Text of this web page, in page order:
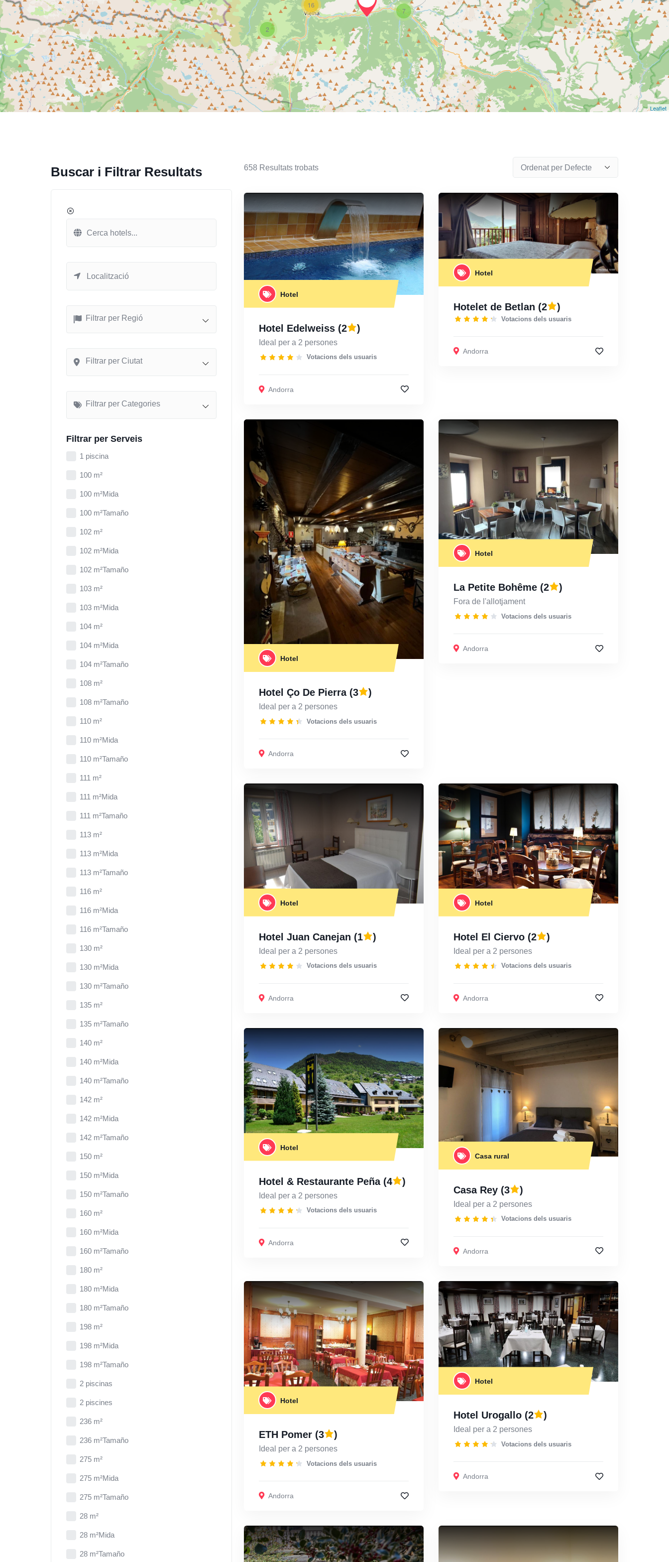
7
2
16
Leaflet
Buscar i Filtrar Resultats
Filtrar per Regió
Filtrar per Ciutat
Filtrar per Categories
Filtrar per Serveis
1 piscina
100 m²
100 m²Mida
100 m²Tamaño
102 m²
102 m²Mida
102 m²Tamaño
103 m²
103 m²Mida
104 m²
104 m²Mida
104 m²Tamaño
108 m²
108 m²Tamaño
110 m²
110 m²Mida
110 m²Tamaño
111 m²
111 m²Mida
111 m²Tamaño
113 m²
113 m²Mida
113 m²Tamaño
116 m²
116 m²Mida
116 m²Tamaño
130 m²
130 m²Mida
130 m²Tamaño
135 m²
135 m²Tamaño
140 m²
140 m²Mida
140 m²Tamaño
142 m²
142 m²Mida
142 m²Tamaño
150 m²
150 m²Mida
150 m²Tamaño
160 m²
160 m²Mida
160 m²Tamaño
180 m²
180 m²Mida
180 m²Tamaño
198 m²
198 m²Mida
198 m²Tamaño
2 piscinas
2 piscines
236 m²
236 m²Tamaño
275 m²
275 m²Mida
275 m²Tamaño
28 m²
28 m²Mida
28 m²Tamaño
658 Resultats trobats
Hotel
Hotel Edelweiss(2 )
Ideal per a 2 persones
Votacions dels usuaris
Andorra
Hotel
Hotelet de Betlan (2 )
Votacions dels usuaris
Andorra
Hotel
Hotel Ço De Pierra(3 )
Ideal per a 2 persones
Votacions dels usuaris
Andorra
Hotel
La Petite Bohême(2 )
Fora de l'allotjament
Votacions dels usuaris
Andorra
Hotel
Hotel Juan Canejan (1 )
Ideal per a 2 persones
Votacions dels usuaris
Andorra
Hotel
Hotel El Ciervo(2 )
Ideal per a 2 persones
Votacions dels usuaris
Andorra
Hotel
Hotel & Restaurante Peña(4 )
Ideal per a 2 persones
Votacions dels usuaris
Andorra
Casa rural
Casa Rey(3 )
Ideal per a 2 persones
Votacions dels usuaris
Andorra
Hotel
ETH Pomer(3 )
Ideal per a 2 persones
Votacions dels usuaris
Andorra
Hotel
Hotel Urogallo(2 )
Ideal per a 2 persones
Votacions dels usuaris
Andorra